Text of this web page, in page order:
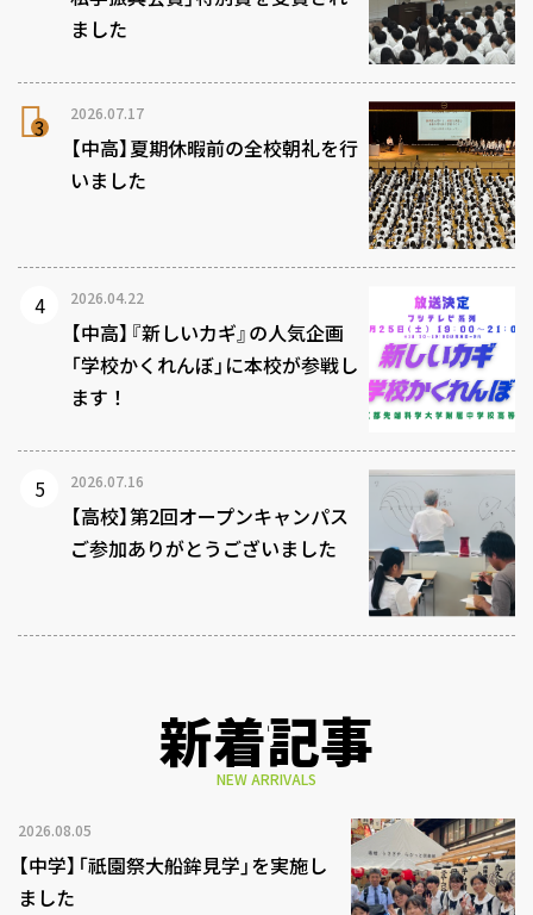
ました
2026.07.17
【中高】夏期休暇前の全校朝礼を行
いました
2026.04.22
【中高】『新しいカギ』の人気企画
「学校かくれんぼ」に本校が参戦し
ます！
2026.07.16
【高校】第2回オープンキャンパス
ご参加ありがとうございました
新着記事
NEW ARRIVALS
2026.08.05
【中学】「祇園祭大船鉾見学」を実施し
ました